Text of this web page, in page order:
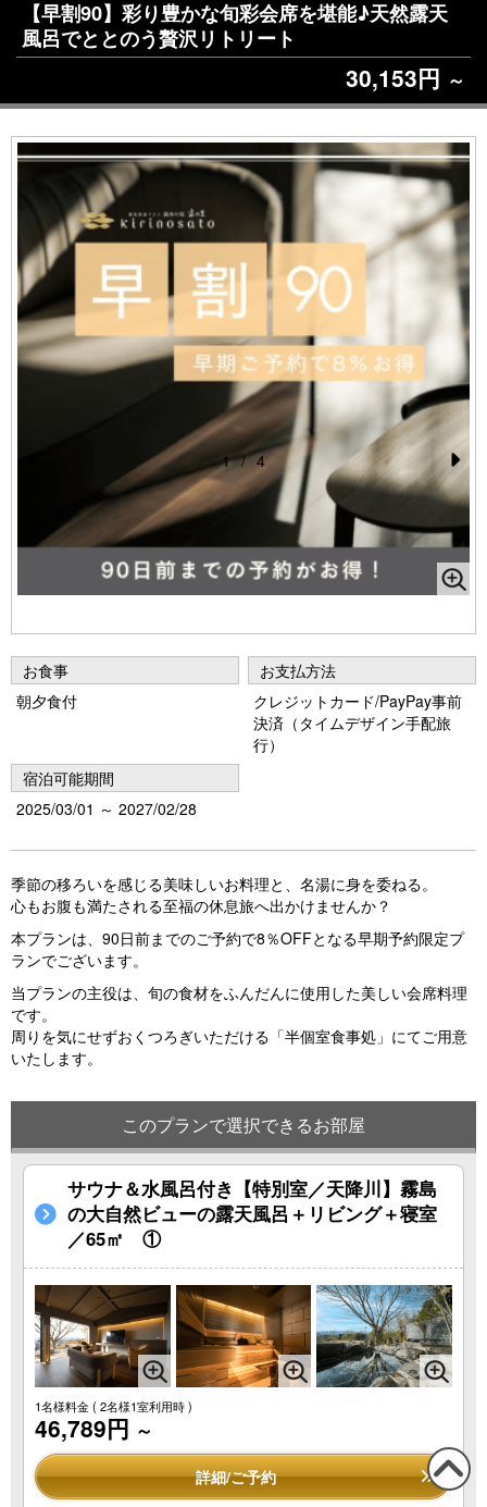
【早割90】彩り豊かな旬彩会席を堪能♪天然露天
風呂でととのう贅沢リトリート
30,153円 ～
vi
s
N
e
xt
1 / 4
お食事
朝夕食付
お支払方法
クレジットカード/PayPay事前
決済（タイムデザイン手配旅
行）
宿泊可能期間
2025/03/01 ～ 2027/02/28
季節の移ろいを感じる美味しいお料理と、名湯に身を委ねる。
心もお腹も満たされる至福の休息旅へ出かけませんか？
本プランは、90日前までのご予約で8％OFFとなる早期予約限定プ
ランでございます。
当プランの主役は、旬の食材をふんだんに使用した美しい会席料理
です。
周りを気にせずおくつろぎいただける「半個室食事処」にてご用意
いたします。
このプランで選択できるお部屋
サウナ＆水風呂付き【特別室／天降川】霧島
の大自然ビューの露天風呂＋リビング＋寝室
／65㎡ ①
1名様料金( 2名様1室利用時 )
46,789円 ～
詳細/ご予約
この